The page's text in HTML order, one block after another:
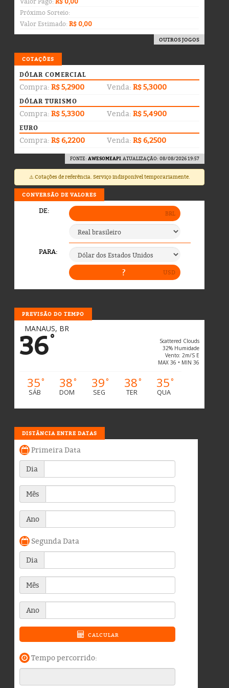
Próximo Sorteio:
Valor Estimado:R$ 0,00
OUTROS JOGOS
COTAÇÕES
DÓLAR COMERCIAL
Compra: R$ 5,2900 Venda: R$ 5,3000
DÓLAR TURISMO
Compra: R$ 5,3300 Venda: R$ 5,4900
EURO
Compra: R$ 6,2200 Venda: R$ 6,2500
FONTE: AWESOMEAPI. ATUALIZAÇÃO: 08/08/2026 19:57
⚠️ Cotações de referência. Serviço indisponível temporariamente.
CONVERSÃO DE VALORES
PREVISÃO DO TEMPO
MANAUS, BR
36°
Scattered Clouds
32% Humidade
Vento: 2m/s E
MAX 36 • MIN 36
35°
SÁB
38°
DOM
39°
SEG
38°
TER
35°
QUA
DISTÂNCIA ENTRE DATAS